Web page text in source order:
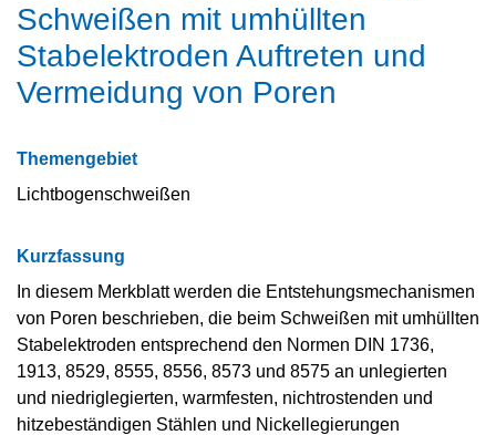
Schweißen mit umhüllten
Stabelektroden Auftreten und
Vermeidung von Poren
Themengebiet
Lichtbogenschweißen
Kurzfassung
In diesem Merkblatt werden die Entstehungsmechanismen
von Poren beschrieben, die beim Schweißen mit umhüllten
Stabelektroden entsprechend den Normen DIN 1736,
1913, 8529, 8555, 8556, 8573 und 8575 an unlegierten
und niedriglegierten, warmfesten, nichtrostenden und
hitzebeständigen Stählen und Nickellegierungen